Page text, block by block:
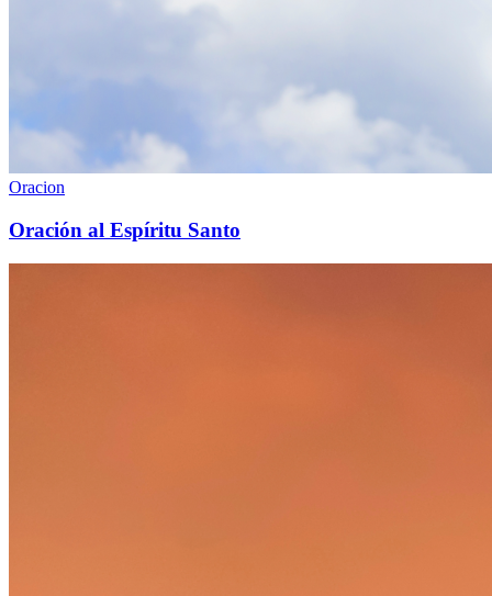
Oracion
Oración al Espíritu Santo